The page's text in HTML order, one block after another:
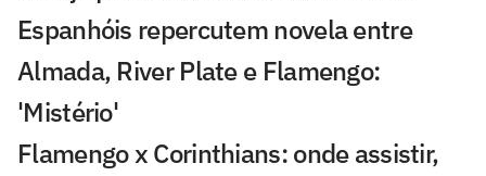
Espanhóis repercutem novela entre
Almada, River Plate e Flamengo:
'Mistério'
Flamengo x Corinthians: onde assistir,